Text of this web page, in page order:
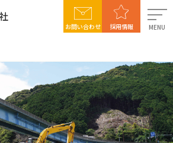
お問い合わせ 採用情報 MENU